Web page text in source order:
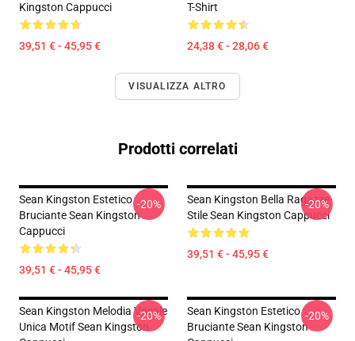
Kingston Cappucci
39,51 € - 45,95 €
T-Shirt
24,38 € - 28,06 €
VISUALIZZA ALTRO
Prodotti correlati
Sean Kingston Estetico
Bruciante Sean Kingston
Cappucci
39,51 € - 45,95 €
-20%
Sean Kingston Bella Ragazze
Stile Sean Kingston Cappucci
39,51 € - 45,95 €
-20%
Sean Kingston Melodia Vocale
Unica Motif Sean Kingston
-20%
Sean Kingston Estetico
Bruciante Sean Kingston
-20%